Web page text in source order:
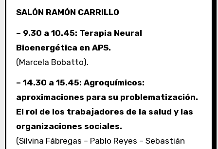
SALÓN RAMÓN CARRILLO
– 9.30 a 10.45: Terapia Neural
Bioenergética en APS.
(Marcela Bobatto).
– 14.30 a 15.45: Agroquímicos:
aproximaciones para su problematización.
El rol de los trabajadores de la salud y las
organizaciones sociales.
(Silvina Fábregas – Pablo Reyes – Sebastián